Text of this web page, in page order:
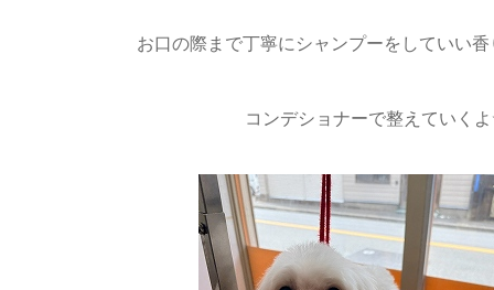
お口の際まで丁寧にシャンプーをしていい
コンデショナーで整えていく